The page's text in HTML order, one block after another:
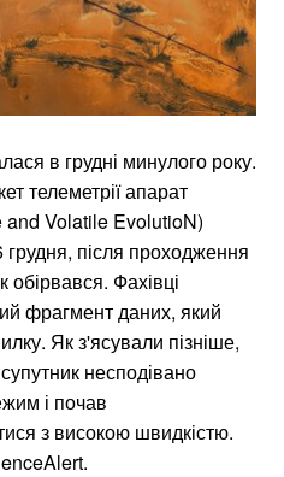
в грудні минулого року.
телеметрії апарат
Volatile EvolutioN)
після проходження
обірвався. Фахівці
фрагмент даних, який
Як з'ясували пізніше,
несподівано
і почав
з високою швидкістю.